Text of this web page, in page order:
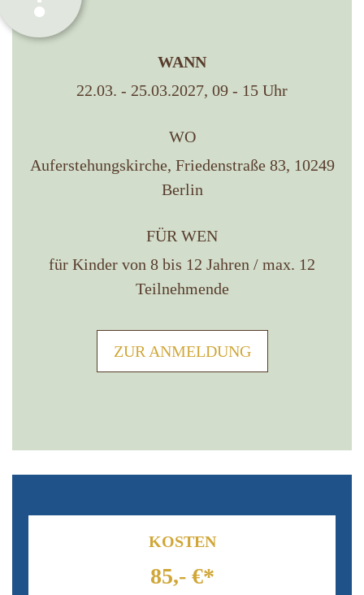
WANN
22.03. - 25.03.2027, 09 - 15 Uhr
WO
Auferstehungskirche, Friedenstraße 83, 10249
Berlin
FÜR WEN
für Kinder von 8 bis 12 Jahren / max. 12
Teilnehmende
ZUR ANMELDUNG
KOSTEN
85,- €*